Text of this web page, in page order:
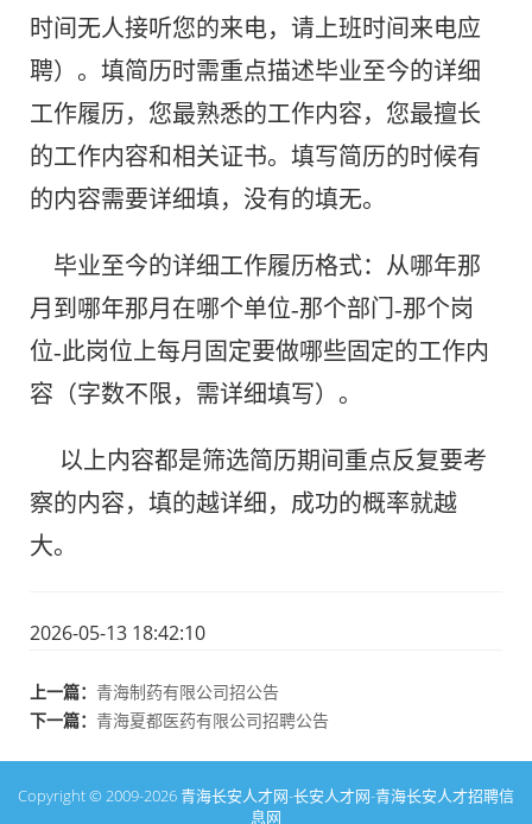
时间无人接听您的来电，请上班时间来电应
聘）。填简历时需重点描述毕业至今的详细
工作履历，您最熟悉的工作内容，您最擅长
的工作内容和相关证书。填写简历的时候有
的内容需要详细填，没有的填无。
毕业至今的详细工作履历格式：从哪年那
月到哪年那月在哪个单位-那个部门-那个岗
位-此岗位上每月固定要做哪些固定的工作内
容（字数不限，需详细填写）。
以上内容都是筛选简历期间重点反复要考
察的内容，填的越详细，成功的概率就越
大。
2026-05-13 18:42:10
上一篇： 青海制药有限公司招公告
下一篇： 青海夏都医药有限公司招聘公告
Copyright © 2009-2026青海长安人才网-长安人才网-青海长安人才招聘信
息网